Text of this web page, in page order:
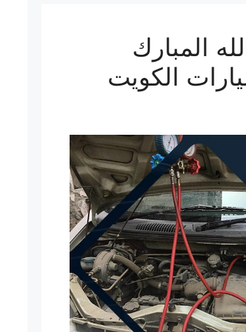
المبارك